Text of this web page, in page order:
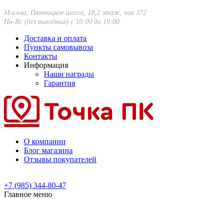
Москва, Пятницкое шоссе, 18,2 этаж, пав 372
Пн-Вс (без выходных) с 10:00 до 19:00
Доставка и оплата
Пункты самовывоза
Контакты
Информация
Наши награды
Гарантия
О компании
Блог магазина
Отзывы покупателей
+7 (985) 344-80-47
Главное меню